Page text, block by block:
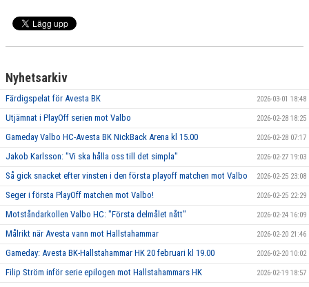
Nyhetsarkiv
Färdigspelat för Avesta BK 2026-03-01 18:48
Utjämnat i PlayOff serien mot Valbo 2026-02-28 18:25
Gameday Valbo HC-Avesta BK NickBack Arena kl 15.00 2026-02-28 07:17
Jakob Karlsson: "Vi ska hålla oss till det simpla" 2026-02-27 19:03
Så gick snacket efter vinsten i den första playoff matchen mot Valbo 2026-02-25 23:08
Seger i första PlayOff matchen mot Valbo! 2026-02-25 22:29
Motståndarkollen Valbo HC: "Första delmålet nått" 2026-02-24 16:09
Målrikt när Avesta vann mot Hallstahammar 2026-02-20 21:46
Gameday: Avesta BK-Hallstahammar HK 20 februari kl 19.00 2026-02-20 10:02
Filip Ström inför serie epilogen mot Hallstahammars HK 2026-02-19 18:57